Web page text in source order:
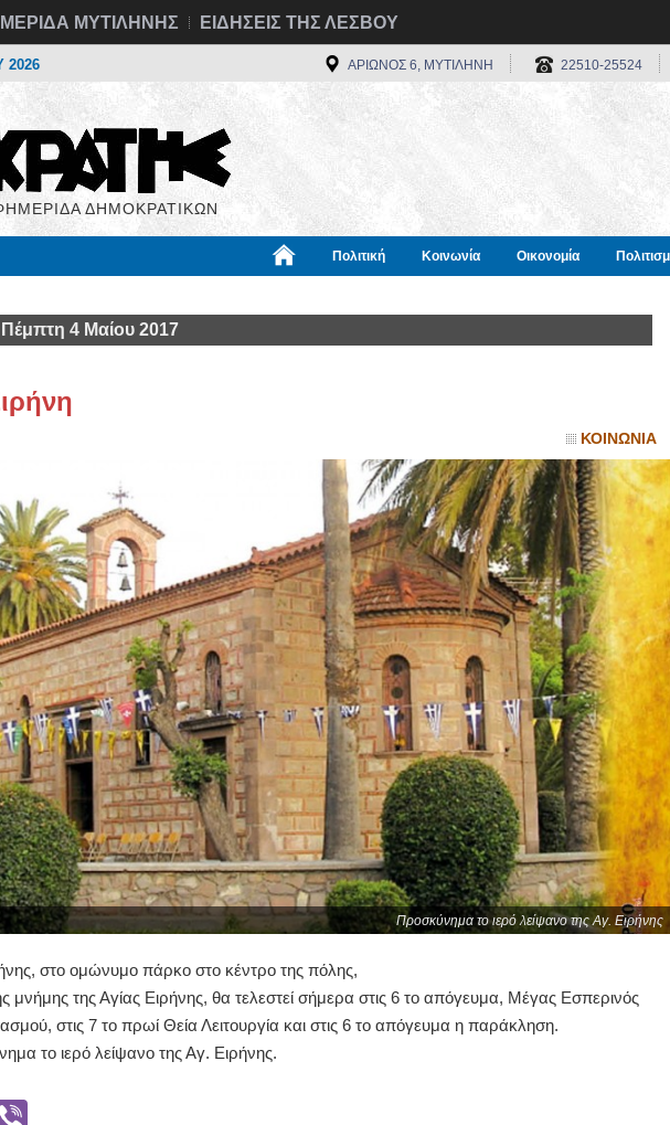
ΜΥΤΙΛΗΝΗΣ ΕΙΔΗΣΕΙΣ ΤΗΣ ΛΕΣΒΟΥ
ΑΡΙΩΝΟΣ 6, ΜΥΤΙΛΗΝΗ 22510-25524
ΔΗΜΟΚΡΑΤΙΚΩΝ
Πολιτική Κοινωνία Οικονομία
Πέμπτη 4 Μαίου 2017
ΚΟΙΝΩΝΙΑ
Προσκύνημα το ιερό λείψανο της Αγ. Ειρήνης
στο ομώνυμο πάρκο στο κέντρο της πόλης,
μνήμης της Αγίας Ειρήνης, θα τελεστεί σήμερα στις 6 το απόγευμα, Μέγας Εσπερινός
στις 7 το πρωί Θεία Λειτουργία και στις 6 το απόγευμα η παράκληση.
το ιερό λείψανο της Αγ. Ειρήνης.
Viber
ΙΩΑΝΝΗΣ Α. ΜΑΛΛΙΑΣ